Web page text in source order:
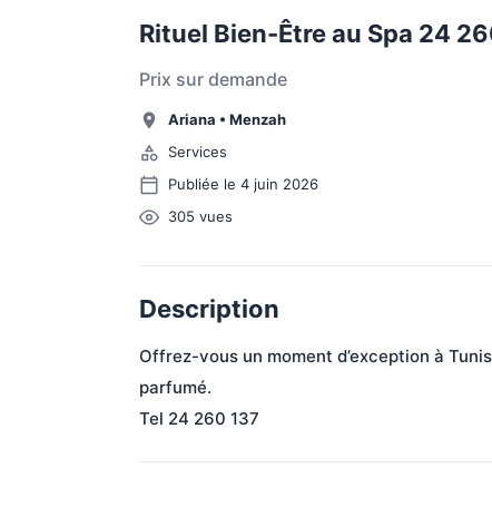
Rituel Bien-Être au Spa 24
Prix sur demande
Ariana • Menzah
Services
Publiée le 4 juin 2026
305 vues
Description
Offrez-vous un moment d’exception à
parfumé.
Tel 24 260 137